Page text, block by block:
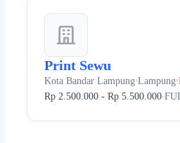
Print Sewu
Kota Bandar Lampung•Lampung•
Rp 2.500.000 - Rp 5.500.000•